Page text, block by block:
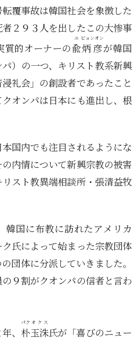
覆事故は韓国社会を象徴した
２９３人を出したこの大惨事
質的オーナーの兪
ユ
炳彦
ビョンオン
が韓国
）の一つ、キリスト教系新興
礼会」の創設者であったこと
オンパは日本にも進出し、根
国内でも注目されるようにな
内情について新興宗教の被害
スト教異端相談所・張清益牧
韓国に布教に訪れたアメリカ
氏によって始まった宗教団体
団体に分派していきました。
９割がクオンパの信者と言わ
、 朴
パク
玉洙
オクス
氏が「喜びのニュー